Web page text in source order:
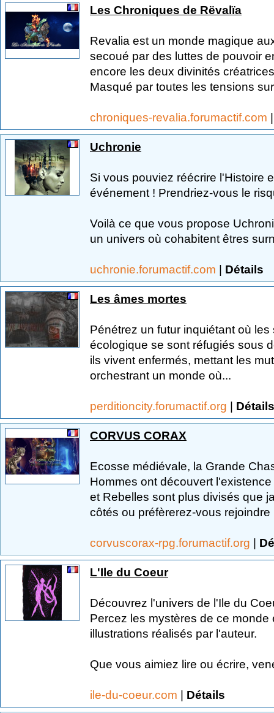
Les Chroniques de Rëvalïa
Revalia est un monde magique
secoué par des luttes de pouvoir
encore les deux divinités
Masqué par toutes les tensions
chroniques-revalia.forumactif.com
Uchronie
Si vous pouviez réécrire l'Histoire
événement ! Prendriez-vous le
Voilà ce que vous propose
un univers où cohabitent êtres
uchronie.forumactif.com | Détails
Les âmes mortes
Pénétrez un futur inquiétant où
écologique se sont réfugiés sous
ils vivent enfermés, mettant les
orchestrant un monde où...
perditioncity.forumactif.org | Détails
CORVUS CORAX
Ecosse médiévale, la Grande
Hommes ont découvert
et Rebelles sont plus divisés que
côtés ou préfèrerez-vous rejoindre
corvuscorax-rpg.forumactif.org |
L'Ile du Coeur
Découvrez l'univers de l'Ile du
Percez les mystères de ce
illustrations réalisés par l'auteur.
Que vous aimiez lire ou écrire,
ile-du-coeur.com | Détails